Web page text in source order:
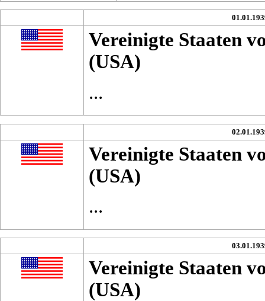
Vereinigte Staaten
(USA)
...
Vereinigte Staaten
(USA)
...
Vereinigte Staaten
(USA)